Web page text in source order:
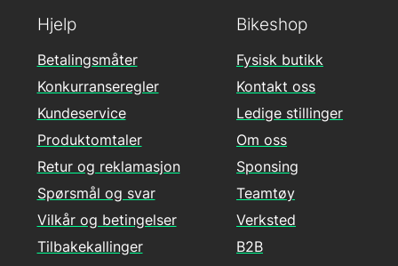
Hjelp
Betalingsmåter
Konkurranseregler
Kundeservice
Produktomtaler
Retur og reklamasjon
Spørsmål og svar
Vilkår og betingelser
Tilbakekallinger
Bikeshop
Fysisk butikk
Kontakt oss
Ledige stillinger
Om oss
Sponsing
Teamtøy
Verksted
B2B